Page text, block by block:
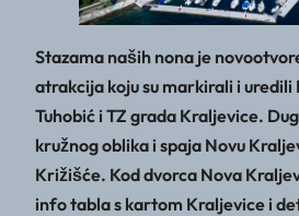
Stazama naših nona je
atrakcija koju su markirali i
Tuhobić i TZ grada Kraljevice.
kružnog oblika i spaja Novu
Križišće. Kod dvorca Nova
info tabla s kartom Kraljevice i